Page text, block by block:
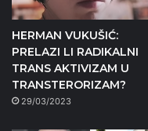
HERMAN VUKUŠIĆ:
PRELAZI LI RADIKALNI
TRANS AKTIVIZAM U
TRANSTERORIZAM?
29/03/2023